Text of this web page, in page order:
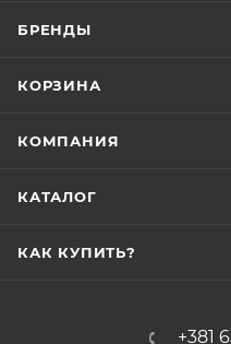
БРЕНДЫ
КОРЗИНА
КОМПАНИЯ
КАТАЛОГ
КАК КУПИТЬ?
+381